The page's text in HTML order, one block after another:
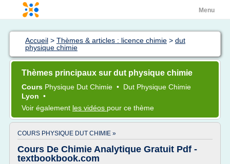
Menu
Accueil > Thèmes & articles : licence chimie > dut
physique chimie
Thèmes principaux sur dut physique chimie
Cours Physique Dut Chimie • Dut Physique Chimie
Lyon •
Voir également les vidéos pour ce thème
COURS PHYSIQUE DUT CHIMIE »
Cours De Chimie Analytique Gratuit Pdf -
textbookbook.com